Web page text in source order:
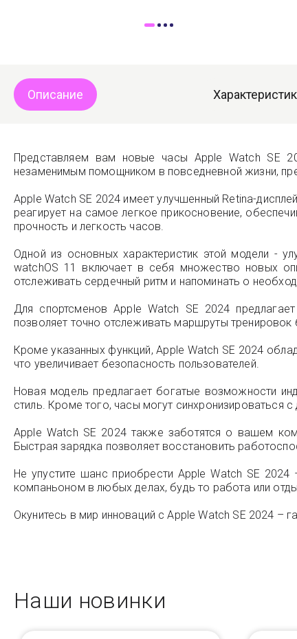
Описание
Представляем вам новые часы Apple Watch SE
незаменимым помощником в повседневной жизни,
Apple Watch SE 2024 имеет улучшенный Retina-
реагирует на самое легкое прикосновение,
прочность и легкость часов.
Одной из основных характеристик этой модели -
watchOS 11 включает в себя множество новых
отслеживать сердечный ритм и напоминать о
Для спортсменов Apple Watch SE 2024
позволяет точно отслеживать маршруты
Кроме указанных функций, Apple Watch SE 2024
что увеличивает безопасность пользователей.
Новая модель предлагает богатые возможности
стиль. Кроме того, часы могут синхронизироваться
Apple Watch SE 2024 также заботятся о вашем
Быстрая зарядка позволяет восстановить
Не упустите шанс приобрести Apple Watch SE
компаньоном в любых делах, будь то работа или
Окунитесь в мир инноваций с Apple Watch SE 2024 –
Наши новинки